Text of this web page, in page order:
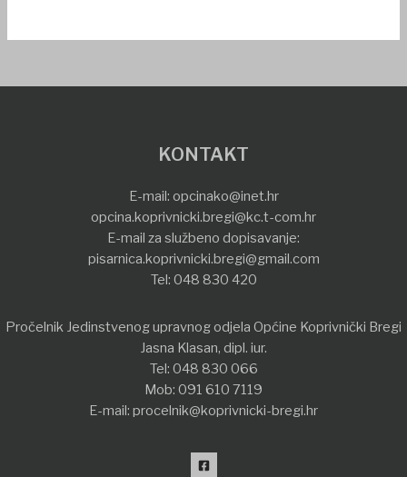
KONTAKT
E-mail: opcinako@inet.hr
opcina.koprivnicki.bregi@kc.t-com.hr
E-mail za službeno dopisavanje:
pisarnica.koprivnicki.bregi@gmail.com
Tel: 048 830 420
Pročelnik Jedinstvenog upravnog odjela Općine Koprivnički Bregi
Jasna Klasan, dipl. iur.
Tel: 048 830 066
Mob: 091 610 7119
E-mail: procelnik@koprivnicki-bregi.hr